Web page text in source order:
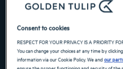
HOTELS
Consent to cookies
RESPECT FOR YOUR PRIVACY IS A PRIORITY
You can change your choices at any time by
information via our Cookie Policy. We andour